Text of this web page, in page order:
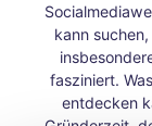
kann
fasziniert.
entdecken